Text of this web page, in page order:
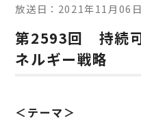
放送日：2021年11月06日
第2593回 持続
ネルギー戦略
＜テーマ＞